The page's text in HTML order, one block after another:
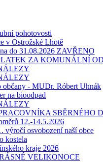
pohotovosti
v Ostrožské Lhotě
do 31.08.2026 ZAVŘENO
ZA KOMUNÁLNÍ
občany - MUDr. Róbert Uhnák
na bioodpad
SBĚRNÉHO
12.-14.5.2026
výročí osvobození naší obce
kostela
kraje 2026
VELIKONOCE